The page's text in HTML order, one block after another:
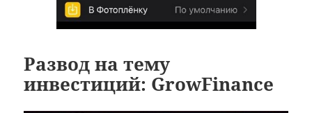
Развод на тему
инвестиций: GrowFinance